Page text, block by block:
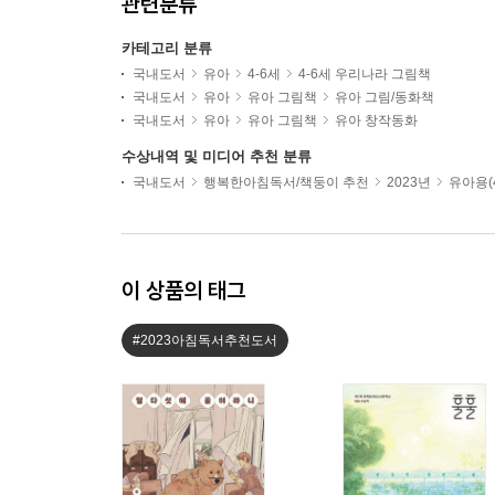
카테고리 분류
국내도서 유아 4-6세
4-6세 우리나라 그림책
국내도서
유아 유아 그림책
유아 그림/동화책
국내도서
유아 유아 그림책 유아 창작동화
수상내역 및 미디어 추천 분류
국내도서 행복한아침독서/책둥이 추천 2023년 유아용
이 상품의 태그
#2023아침독서추천도서